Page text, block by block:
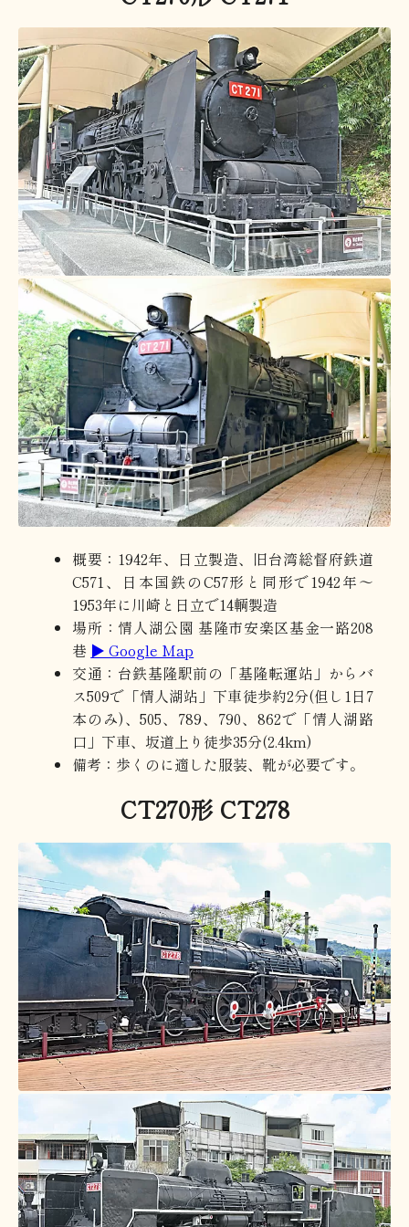
概要：1942年、日立製造、旧台湾総督府鉄道
C571、日本国鉄のC57形と同形で1942年～
1953年に川崎と日立で14輌製造
場所：情人湖公園 基隆市安楽区基金一路208
巷 ▶ Google Map
交通：台鉄基隆駅前の「基隆転運站」からバ
ス509で「情人湖站」下車徒歩約2分(但し1日7
本のみ)、505、789、790、862で「情人湖路
口」下車、坂道上り徒歩35分(2.4km)
備考：歩くのに適した服装、靴が必要です。
CT270形 CT278